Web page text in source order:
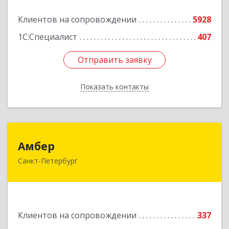
Клиентов на сопровождении
5928
1С:Специалист
407
Отправить заявку
Показать контакты
Отправить заявку
Назад
Амбер
Санкт-Петербург
Клиентов на сопровождении
337
191119, Санкт-Петербург г, Правды ул, дом №